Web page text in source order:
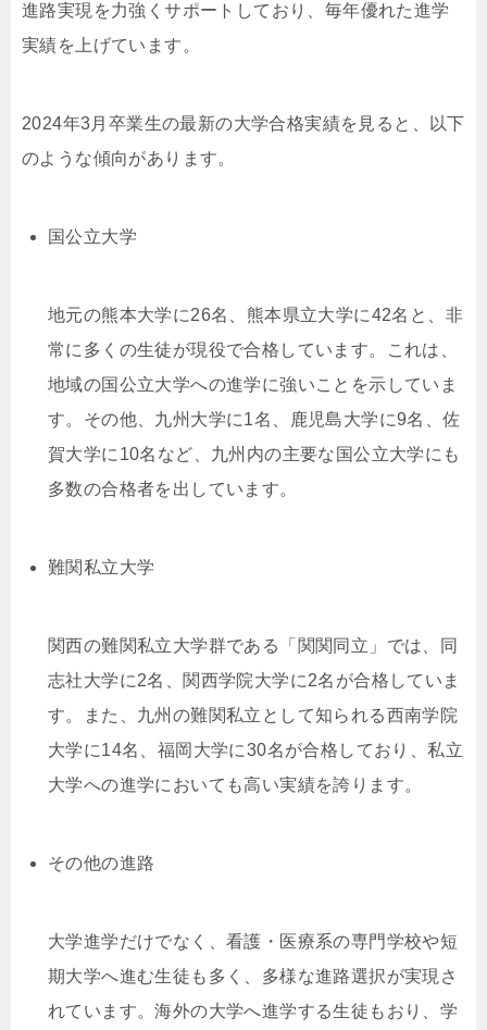
進路実現を力強くサポートしており、毎年優れた進学
実績を上げています。
2024年3月卒業生の最新の大学合格実績を見ると、以下
のような傾向があります。
国公立大学
地元の熊本大学に26名、熊本県立大学に42名と、非
常に多くの生徒が現役で合格しています。これは、
地域の国公立大学への進学に強いことを示していま
す。その他、九州大学に1名、鹿児島大学に9名、佐
賀大学に10名など、九州内の主要な国公立大学にも
多数の合格者を出しています。
難関私立大学
関西の難関私立大学群である「関関同立」では、同
志社大学に2名、関西学院大学に2名が合格していま
す。また、九州の難関私立として知られる西南学院
大学に14名、福岡大学に30名が合格しており、私立
大学への進学においても高い実績を誇ります。
その他の進路
大学進学だけでなく、看護・医療系の専門学校や短
期大学へ進む生徒も多く、多様な進路選択が実現さ
れています。海外の大学へ進学する生徒もおり、学